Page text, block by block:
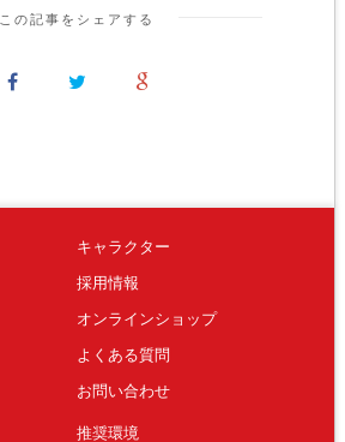
この記事をシェアする
キャラクター
採用情報
オンラインショップ
よくある質問
お問い合わせ
推奨環境